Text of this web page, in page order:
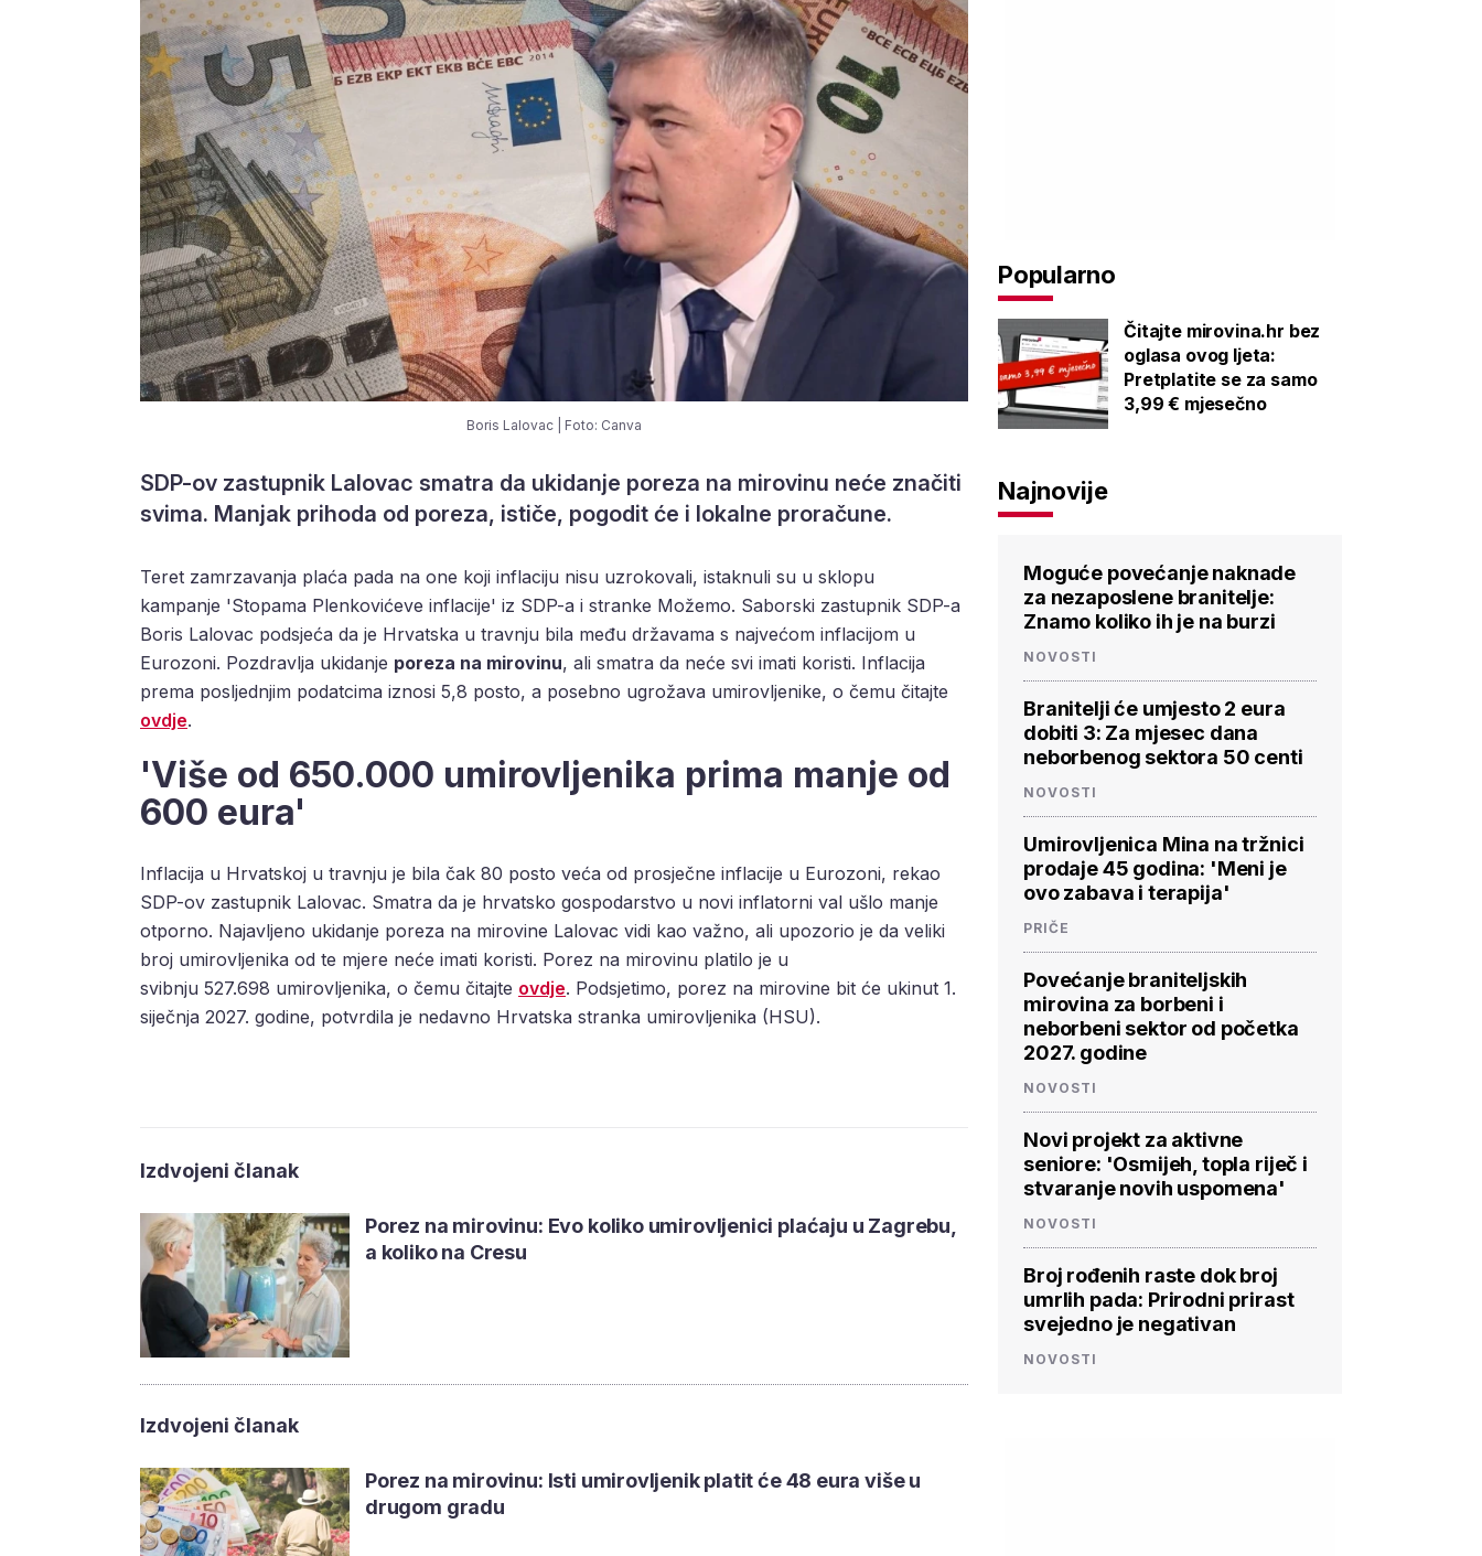
Boris Lalovac | Foto: Canva
SDP-ov zastupnik Lalovac smatra da ukidanje poreza na mirovinu neće značiti
svima. Manjak prihoda od poreza, ističe, pogodit će i lokalne proračune.
Teret zamrzavanja plaća pada na one koji inflaciju nisu uzrokovali, istaknuli su u sklopu
kampanje 'Stopama Plenkovićeve inflacije' iz SDP-a i stranke Možemo. Saborski zastupnik SDP-a
Boris Lalovac podsjeća da je Hrvatska u travnju bila među državama s najvećom inflacijom u
Eurozoni. Pozdravlja ukidanje poreza na mirovinu, ali smatra da neće svi imati koristi. Inflacija
prema posljednjim podatcima iznosi 5,8 posto, a posebno ugrožava umirovljenike, o čemu čitajte
ovdje.
'Više od 650.000 umirovljenika prima manje od
600 eura'
Inflacija u Hrvatskoj u travnju je bila čak 80 posto veća od prosječne inflacije u Eurozoni, rekao
SDP-ov zastupnik Lalovac. Smatra da je hrvatsko gospodarstvo u novi inflatorni val ušlo manje
otporno. Najavljeno ukidanje poreza na mirovine Lalovac vidi kao važno, ali upozorio je da veliki
broj umirovljenika od te mjere neće imati koristi. Porez na mirovinu platilo je u
svibnju 527.698 umirovljenika, o čemu čitajte ovdje. Podsjetimo, porez na mirovine bit će ukinut 1.
siječnja 2027. godine, potvrdila je nedavno Hrvatska stranka umirovljenika (HSU).
Izdvojeni članak
Porez na mirovinu: Evo koliko umirovljenici plaćaju u Zagrebu,
a koliko na Cresu
Izdvojeni članak
Porez na mirovinu: Isti umirovljenik platit će 48 eura više u
drugom gradu
Popularno
Čitajte mirovina.hr bez
oglasa ovog ljeta:
Pretplatite se za samo
3,99 € mjesečno
Najnovije
Moguće povećanje naknade
za nezaposlene branitelje:
Znamo koliko ih je na burzi
NOVOSTI
Branitelji će umjesto 2 eura
dobiti 3: Za mjesec dana
neborbenog sektora 50 centi
NOVOSTI
Umirovljenica Mina na tržnici
prodaje 45 godina: 'Meni je
ovo zabava i terapija'
PRIČE
Povećanje braniteljskih
mirovina za borbeni i
neborbeni sektor od početka
2027. godine
NOVOSTI
Novi projekt za aktivne
seniore: 'Osmijeh, topla riječ i
stvaranje novih uspomena'
NOVOSTI
Broj rođenih raste dok broj
umrlih pada: Prirodni prirast
svejedno je negativan
NOVOSTI